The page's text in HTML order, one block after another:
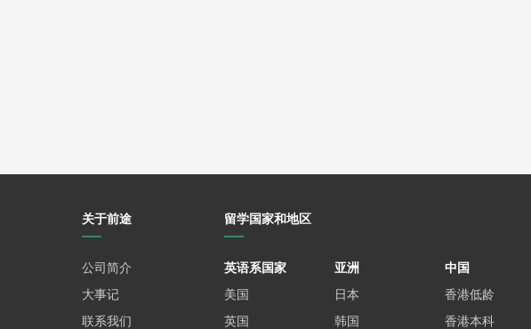
关于前途
公司简介
大事记
联系我们
留学国家和地区
英语系国家
美国
英国
亚洲
日本
韩国
中国
香港低龄
香港本科